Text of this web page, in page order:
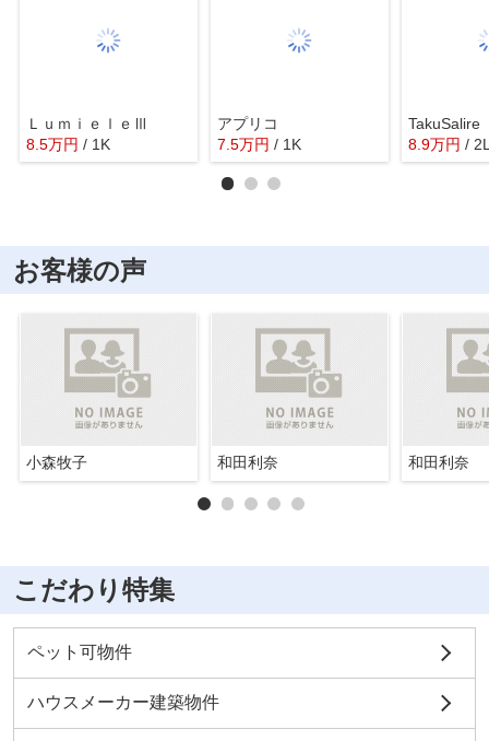
ＬｕｍｉｅｌｅⅢ
8.5万円 / 1K
アプリコ
7.5万円 / 1K 8.9万円 /
お客様の声
小森牧子 和田利奈 和田利奈
こだわり特集
ペット可物件
ハウスメーカー建築物件